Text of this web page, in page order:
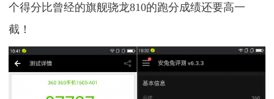
个得分比曾经的旗舰骁龙810的跑分成绩还要高一
截！